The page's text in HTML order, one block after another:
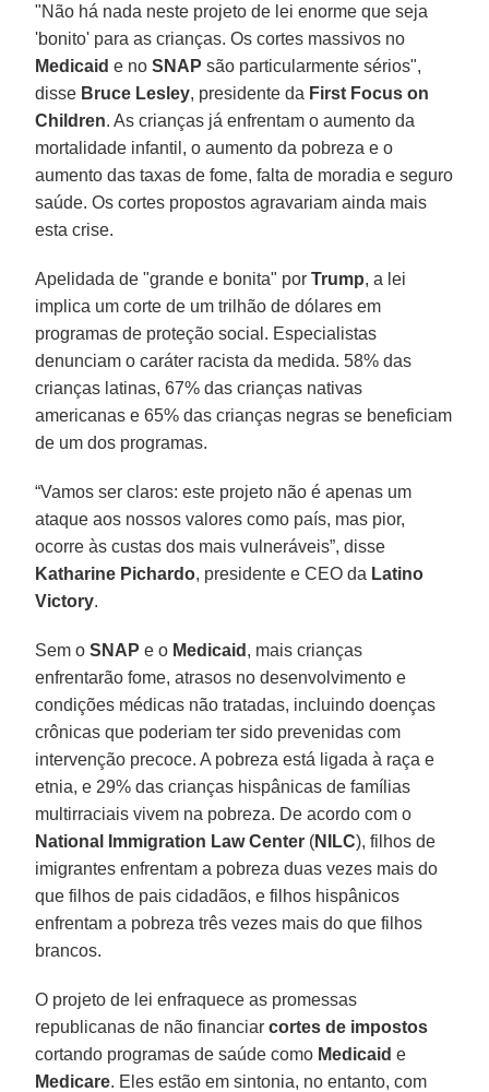
"Não há nada neste projeto de lei enorme que seja
'bonito' para as crianças. Os cortes massivos no
Medicaid e noSNAP são particularmente sérios",
disse Bruce Lesley, presidente da First Focus on
Children. As crianças já enfrentam o aumento da
mortalidade infantil, o aumento da pobreza e o
aumento das taxas de fome, falta de moradia e seguro
saúde. Os cortes propostos agravariam ainda mais
esta crise.
Apelidada de "grande e bonita" porTrump, a lei
implica um corte de um trilhão de dólares em
programas de proteção social. Especialistas
denunciam o caráter racista da medida. 58% das
crianças latinas, 67% das crianças nativas
americanas e 65% das crianças negras se beneficiam
de um dos programas.
“Vamos ser claros: este projeto não é apenas um
ataque aos nossos valores como país, mas pior,
ocorre às custas dos mais vulneráveis”, disse
Katharine Pichardo, presidente e CEO da Latino
Victory.
Sem oSNAP e o Medicaid , mais crianças
enfrentarão fome, atrasos no desenvolvimento e
condições médicas não tratadas, incluindo doenças
crônicas que poderiam ter sido prevenidas com
intervenção precoce. A pobreza está ligada à raça e
etnia, e 29% das crianças hispânicas de famílias
multirraciais vivem na pobreza. De acordo com o
National Immigration Law Center (NILC), filhos de
imigrantes enfrentam a pobreza duas vezes mais do
que filhos de pais cidadãos, e filhos hispânicos
enfrentam a pobreza três vezes mais do que filhos
brancos.
O projeto de lei enfraquece as promessas
republicanas de não financiarcortes de impostos
cortando programas de saúde como Medicaid e
Medicare. Eles estão em sintonia, no entanto, com